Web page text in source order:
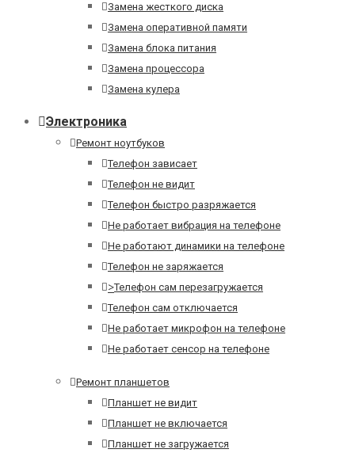
Замена жесткого диска
Замена оперативной памяти
Замена блока питания
Замена процессора
Замена кулера
Электроника
Ремонт ноутбуков
Телефон зависает
Телефон не видит
Телефон быстро разряжается
Не работает вибрация на телефоне
Не работают динамики на телефоне
Телефон не заряжается
>Телефон сам перезагружается
Телефон сам отключается
Не работает микрофон на телефоне
Не работает сенсор на телефоне
Ремонт планшетов
Планшет не видит
Планшет не включается
Планшет не загружается